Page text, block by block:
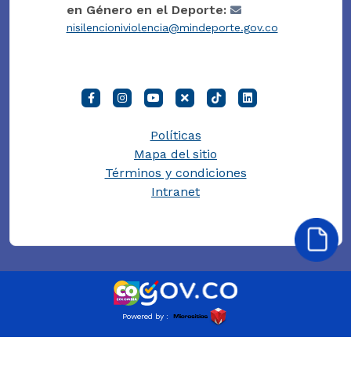
en Género en el Deporte:
nisilencioniviolencia@mindeporte.gov.co
Políticas
Mapa del sitio
Términos y condiciones
Intranet
Powered by :